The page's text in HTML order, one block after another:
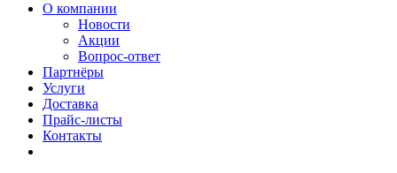
О компании
Новости
Акции
Вопрос-ответ
Партнёры
Услуги
Доставка
Прайс-листы
Контакты